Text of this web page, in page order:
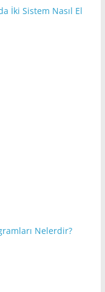
İki Sistem Nasıl El
Nelerdir?